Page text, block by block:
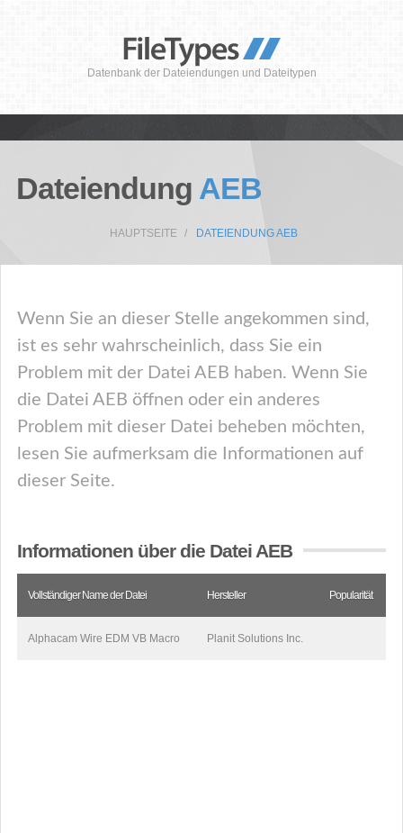
Datenbank der Dateiendungen und Dateitypen
Dateiendung AEB
HAUPTSEITE DATEIENDUNG AEB
Wenn Sie an dieser Stelle angekommen sind,
ist es sehr wahrscheinlich, dass Sie ein
Problem mit der Datei AEB haben. Wenn Sie
die Datei AEB öffnen oder ein anderes
Problem mit dieser Datei beheben möchten,
lesen Sie aufmerksam die Informationen auf
dieser Seite.
Informationen über die Datei AEB
Vollständiger Name der Datei Hersteller Popularität
Alphacam Wire EDM VB Macro Planit Solutions Inc.